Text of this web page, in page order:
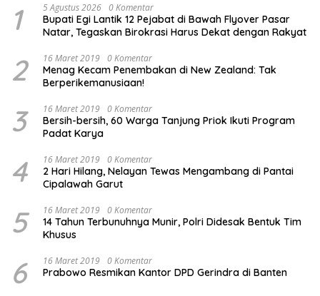
1 5 Agustus 2026 0 Komentar
Bupati Egi Lantik 12 Pejabat di Bawah Flyover Pasar
Natar, Tegaskan Birokrasi Harus Dekat dengan Rakyat
2 16 Maret 2019 0 Komentar
Menag Kecam Penembakan di New Zealand: Tak
Berperikemanusiaan!
3 16 Maret 2019 0 Komentar
Bersih-bersih, 60 Warga Tanjung Priok Ikuti Program
Padat Karya
4 16 Maret 2019 0 Komentar
2 Hari Hilang, Nelayan Tewas Mengambang di Pantai
Cipalawah Garut
5 16 Maret 2019 0 Komentar
14 Tahun Terbunuhnya Munir, Polri Didesak Bentuk Tim
Khusus
6 16 Maret 2019 0 Komentar
Prabowo Resmikan Kantor DPD Gerindra di Banten